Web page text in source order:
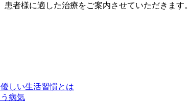
者様に適した治療をご案内させていただきます。
しい生活習慣とは
病気